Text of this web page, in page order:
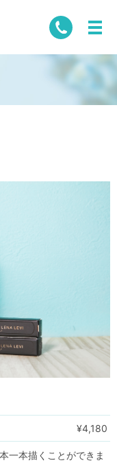
¥4,180
一本描くことができま